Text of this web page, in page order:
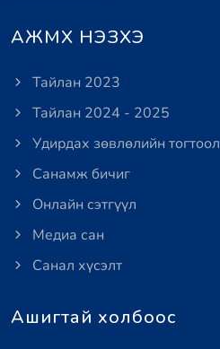
АЖМХ НЭЗХЭ
Тайлан 2023
Тайлан 2024 - 2025
Удирдах зөвлөлийн тогтоол
Санамж бичиг
Онлайн сэтгүүл
Медиа сан
Санал хүсэлт
Ашигтай холбоос